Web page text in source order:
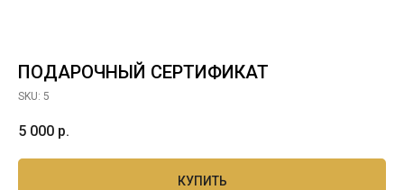
ПОДАРОЧНЫЙ СЕРТИФИКАТ
SKU: 5
5 000 р.
КУПИТЬ